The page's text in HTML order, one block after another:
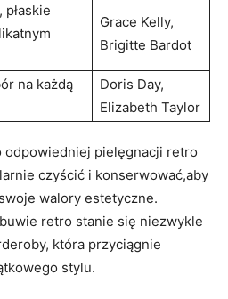
Grace Kelly,
Brigitte Bardot
na każdą
Doris Day,
Elizabeth Taylor
odpowiedniej pielęgnacji retro
czyścić i konserwować,aby
walory estetyczne.
retro stanie się niezwykle
która przyciągnie
stylu.